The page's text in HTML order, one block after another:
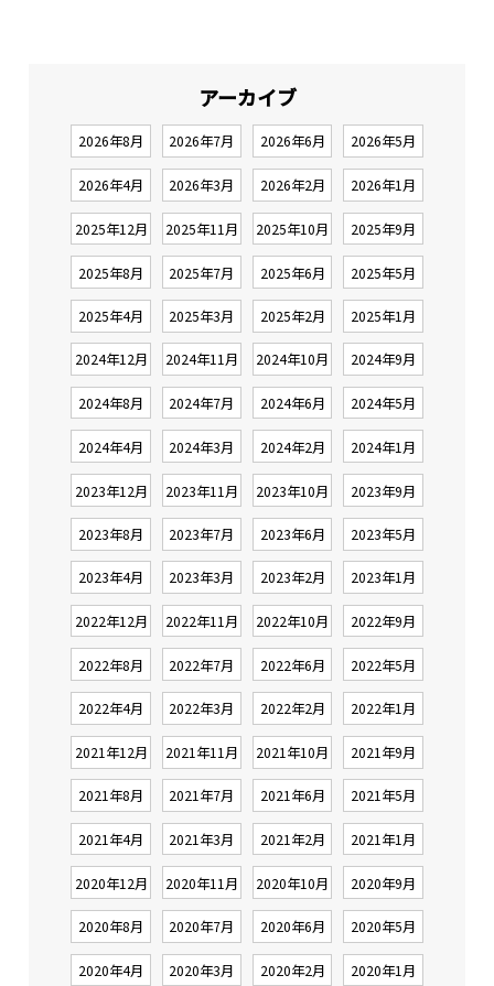
アーカイブ
2026年8月 2026年7月 2026年6月 2026年5月
2026年4月 2026年3月 2026年2月 2026年1月
2025年12月 2025年11月 2025年10月 2025年9月
2025年8月 2025年7月 2025年6月 2025年5月
2025年4月 2025年3月 2025年2月 2025年1月
2024年12月 2024年11月 2024年10月 2024年9月
2024年8月 2024年7月 2024年6月 2024年5月
2024年4月 2024年3月 2024年2月 2024年1月
2023年12月 2023年11月 2023年10月 2023年9月
2023年8月 2023年7月 2023年6月 2023年5月
2023年4月 2023年3月 2023年2月 2023年1月
2022年12月 2022年11月 2022年10月 2022年9月
2022年8月 2022年7月 2022年6月 2022年5月
2022年4月 2022年3月 2022年2月 2022年1月
2021年12月 2021年11月 2021年10月 2021年9月
2021年8月 2021年7月 2021年6月 2021年5月
2021年4月 2021年3月 2021年2月 2021年1月
2020年12月 2020年11月 2020年10月 2020年9月
2020年8月 2020年7月 2020年6月 2020年5月
2020年4月 2020年3月 2020年2月 2020年1月